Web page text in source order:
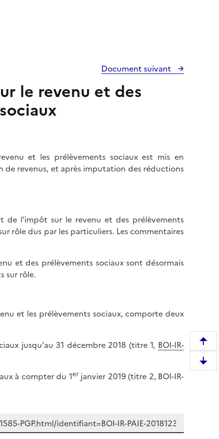
Document suivant
le revenu et des
et les prélèvements sociaux est mis en
de revenus, et après imputation des réductions
de l’impôt sur le revenu et des prélèvements
rôle dus par les particuliers. Les commentaires
et des prélèvements sociaux sont désormais
sur rôle.
et les prélèvements sociaux, comporte deux
jusqu'au 31 décembre 2018 (titre 1, BOI-IR-
à compter du 1erjanvier 2019 (titre 2, BOI-IR-
e
m
D